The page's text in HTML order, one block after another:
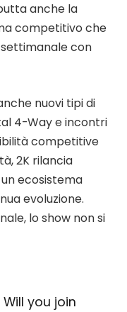
anche la
competitivo che
con
nuovi tipi di
4-Way e incontri
competitive
2K rilancia
un ecosistema
evoluzione.
lo show non si
you join